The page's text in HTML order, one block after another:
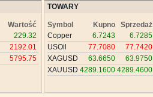
Wartość
229.32
2192.01
5795.75
TOWARY
Symbol Kupno Sprzedaż
Copper
6.7243 6.7285
USOil
77.7080 77.7420
XAGUSD
63.6650 63.9750
XAUUSD 4289.1600 4289.4600